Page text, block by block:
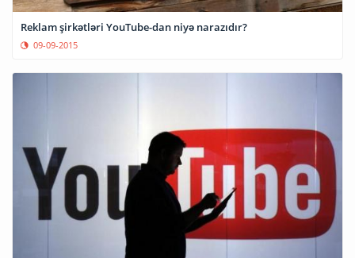
Reklam şirkətləri YouTube-dan niyə narazıdır?
09-09-2015